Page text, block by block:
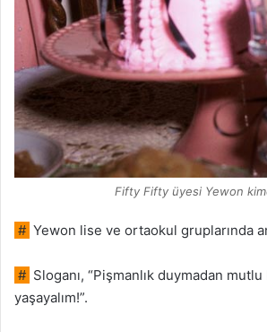
Fifty Fifty üyesi Yewon
# Yewon lise ve ortaokul gruplarında
# Sloganı, “Pişmanlık duymadan
yaşayalım!”.